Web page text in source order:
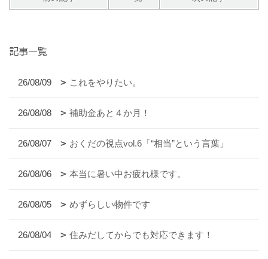
記事一覧
26/08/09 これをやりたい。
26/08/08 補助金あと４か月！
26/08/07 おくだの視点vol.6「“相当”という言葉」
26/08/06 本当に暑い中お疲れ様です。
26/08/05 めずらしい物件です
26/08/04 住みだしてからでも対応できます！